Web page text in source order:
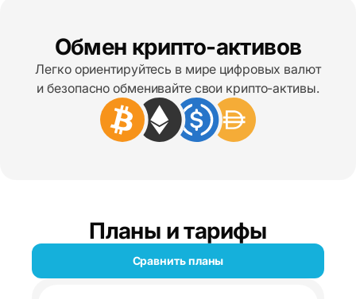
Обмен крипто-активов
Легко ориентируйтесь в мире цифровых валют
и безопасно обменивайте свои крипто-активы.
Планы и тарифы
Сравнить планы